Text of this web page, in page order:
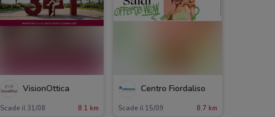
VisionOttica
Scade il 31/08 8.1 km
Centro Fiordaliso
Scade il 15/09 8.7 km